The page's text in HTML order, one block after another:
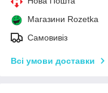
Магазини Rozetka
Самовивіз
Всі умови доставки